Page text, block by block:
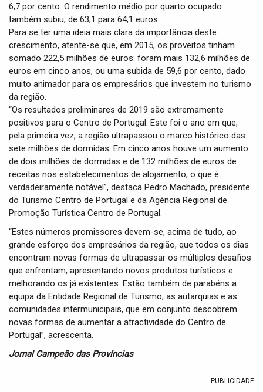
6,7 por cento. O rendimento médio por quarto ocupado
também subiu, de 63,1 para 64,1 euros.
Para se ter uma ideia mais clara da importância deste
crescimento, atente-se que, em 2015, os proveitos tinham
somado 222,5 milhões de euros: foram mais 132,6 milhões de
euros em cinco anos, ou uma subida de 59,6 por cento, dado
muito animador para os empresários que investem no turismo
da região.
“Os resultados preliminares de 2019 são extremamente
positivos para o Centro de Portugal. Este foi o ano em que,
pela primeira vez, a região ultrapassou o marco histórico das
sete milhões de dormidas. Em cinco anos houve um aumento
de dois milhões de dormidas e de 132 milhões de euros de
receitas nos estabelecimentos de alojamento, o que é
verdadeiramente notável”, destaca Pedro Machado, presidente
do Turismo Centro de Portugal e da Agência Regional de
Promoção Turística Centro de Portugal.
“Estes números promissores devem-se, acima de tudo, ao
grande esforço dos empresários da região, que todos os dias
encontram novas formas de ultrapassar os múltiplos desafios
que enfrentam, apresentando novos produtos turísticos e
melhorando os já existentes. Estão também de parabéns a
equipa da Entidade Regional de Turismo, as autarquias e as
comunidades intermunicipais, que em conjunto descobrem
novas formas de aumentar a atractividade do Centro de
Portugal”, acrescenta.
Jornal Campeão das Províncias
PUBLICIDADE